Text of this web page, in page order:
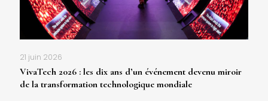
21 juin 2026
VivaTech 2026 : les dix ans d’un événement devenu miroir
de la transformation technologique mondiale